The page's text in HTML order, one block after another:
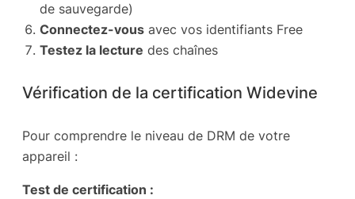
de sauvegarde)
Connectez-vous avec vos identifiants Free
Testez la lecture des chaînes
Vérification de la certification Widevine
Pour comprendre le niveau de DRM de votre
appareil :
Test de certification :